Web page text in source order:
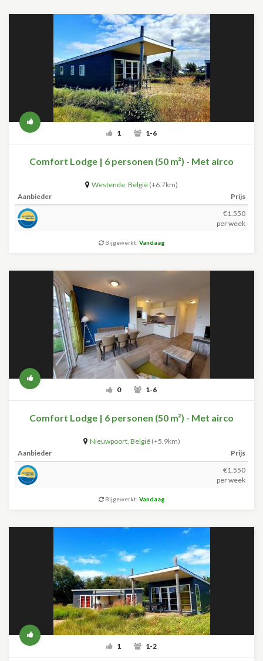
1 1-6
Comfort Lodge | 6 personen (50 m²) - Met airco
Westende, België (+6.7km)
Aanbieder
Prijs
€1.550
per week
Bijgewerkt: Vandaag
0 1-6
Comfort Lodge | 6 personen (50 m²) - Met airco
Nieuwpoort, België (+5.9km)
Aanbieder
Prijs
€1.550
per week
Bijgewerkt: Vandaag
1 1-2